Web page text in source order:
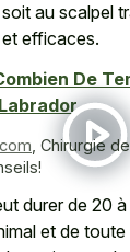
au scalpel
efficaces.
De
Chirurgie
durer de 20
et de